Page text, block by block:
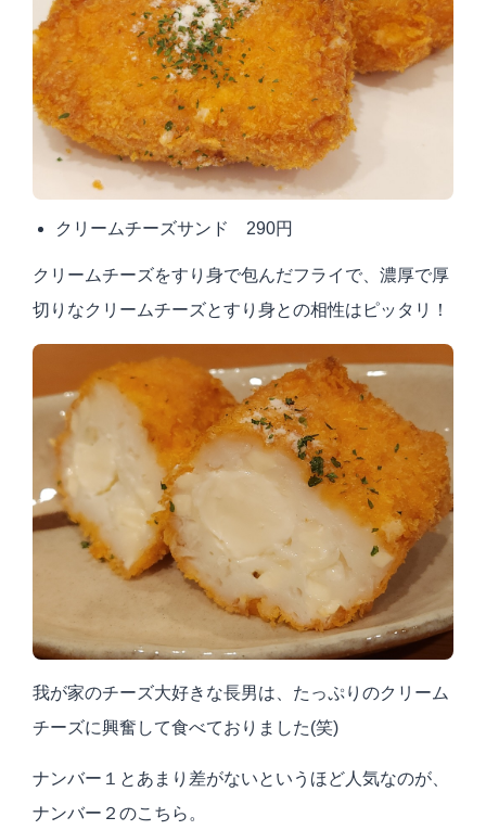
クリームチーズサンド 290円
クリームチーズをすり身で包んだフライで、濃厚で厚
切りなクリームチーズとすり身との相性はピッタリ！
我が家のチーズ大好きな長男は、たっぷりのクリーム
チーズに興奮して食べておりました(笑)
ナンバー１とあまり差がないというほど人気なのが、
ナンバー２のこちら。